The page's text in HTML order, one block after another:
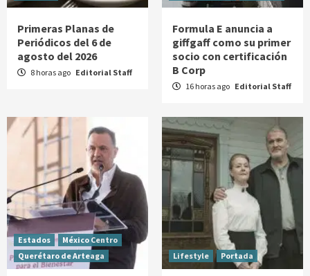
Primeras Planas de
Periódicos del 6 de
agosto del 2026
8 horas ago Editorial Staff
Formula E anuncia a
giffgaff como su primer
socio con certificación
B Corp
16 horas ago Editorial Staff
Estados
México Centro
Querétaro de Arteaga
Lifestyle Portada